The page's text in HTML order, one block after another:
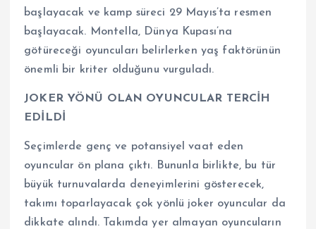
başlayacak ve kamp süreci 29 Mayıs’ta resmen
başlayacak. Montella, Dünya Kupası’na
götüreceği oyuncuları belirlerken yaş faktörünün
önemli bir kriter olduğunu vurguladı.
JOKER YÖNÜ OLAN OYUNCULAR TERCİH
EDİLDİ
Seçimlerde genç ve potansiyel vaat eden
oyuncular ön plana çıktı. Bununla birlikte, bu tür
büyük turnuvalarda deneyimlerini gösterecek,
takımı toparlayacak çok yönlü joker oyuncular da
dikkate alındı. Takımda yer almayan oyuncuların